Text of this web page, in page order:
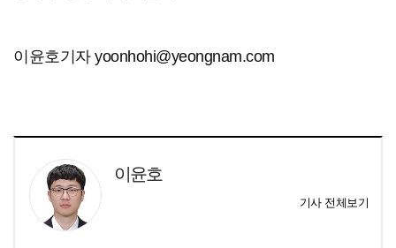
이윤호기자 yoonhohi@yeongnam.com
이윤호
기사 전체보기